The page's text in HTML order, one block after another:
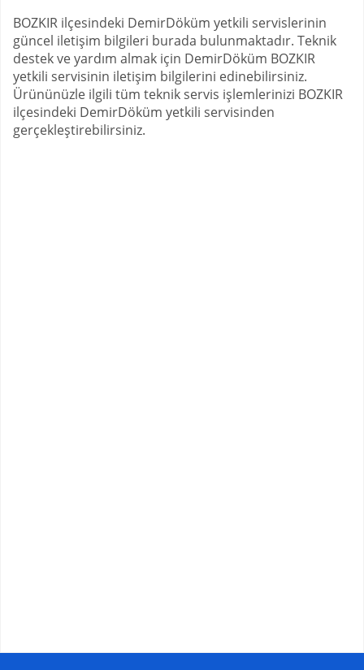
BOZKIR ilçesindeki DemirDöküm yetkili servislerinin
güncel iletişim bilgileri burada bulunmaktadır. Teknik
destek ve yardım almak için DemirDöküm BOZKIR
yetkili servisinin iletişim bilgilerini edinebilirsiniz.
Ürününüzle ilgili tüm teknik servis işlemlerinizi BOZKIR
ilçesindeki DemirDöküm yetkili servisinden
gerçekleştirebilirsiniz.